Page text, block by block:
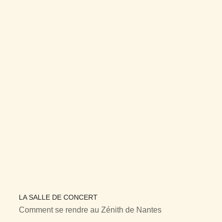
LA SALLE DE CONCERT
Comment se rendre au Zénith de Nantes